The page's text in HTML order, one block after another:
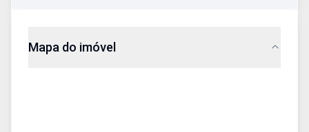
Mapa do imóvel